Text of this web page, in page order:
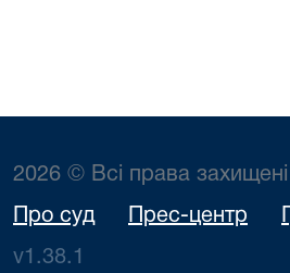
2026 © Всі права захищені
Про суд Прес-центр
v1.38.1